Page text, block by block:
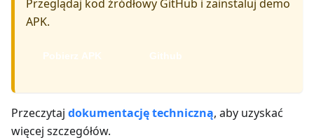
Przeglądaj kod źródłowy GitHub i zainstaluj demo
APK.
Pobierz APK Github
Przeczytaj dokumentację techniczną, aby uzyskać
więcej szczegółów.